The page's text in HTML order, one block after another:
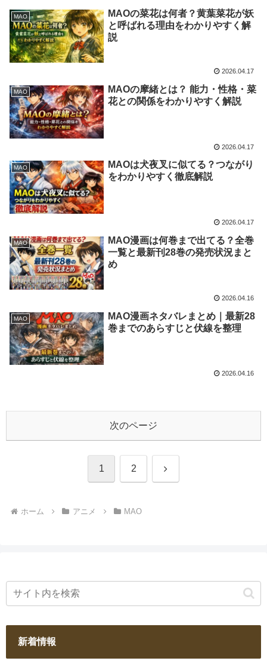
MAO
MAOの菜花は何者？黄葉菜花が妖
と呼ばれる理由をわかりやすく解
説
2026.04.17
MAO
MAOの摩緒とは？ 能力・性格・菜
花との関係をわかりやすく解説
2026.04.17
MAO
MAOは犬夜叉に似てる？つながり
をわかりやすく徹底解説
2026.04.17
MAO
MAO漫画は何巻まで出てる？全巻
一覧と最新刊28巻の発売状況まと
め
2026.04.16
MAO
MAO漫画ネタバレまとめ｜最新28
巻までのあらすじと伏線を整理
2026.04.16
次のページ
1 2 次
ホーム アニメ MAO
新着情報